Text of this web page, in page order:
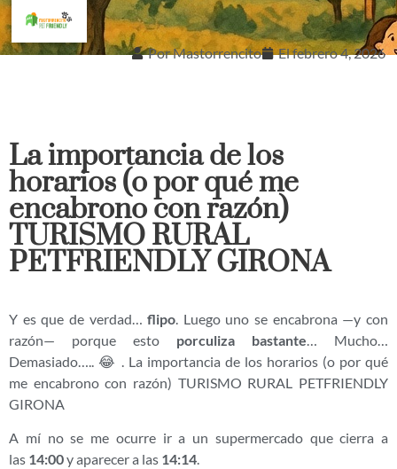
PorMastorrencito Elfebrero 4, 2026
La importancia de los
horarios (o por qué me
encabrono con razón)
TURISMO RURAL
PETFRIENDLY GIRONA
Y es que de verdad…flipo . Luego uno se encabrona —y con
razón— porque esto porculiza bastante … Mucho…
Demasiado….. 😂 . La importancia de los horarios (o por qué
me encabrono con razón) TURISMO RURAL PETFRIENDLY
GIRONA
A mí no se me ocurre ir a un supermercado que cierra a
las 14:00y aparecer a las 14:14.